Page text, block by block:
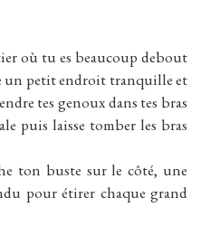
où tu es beaucoup debout
un petit endroit tranquille et
tes genoux dans tes bras
puis laisse tomber les bras
ton buste sur le côté, une
pour étirer chaque grand